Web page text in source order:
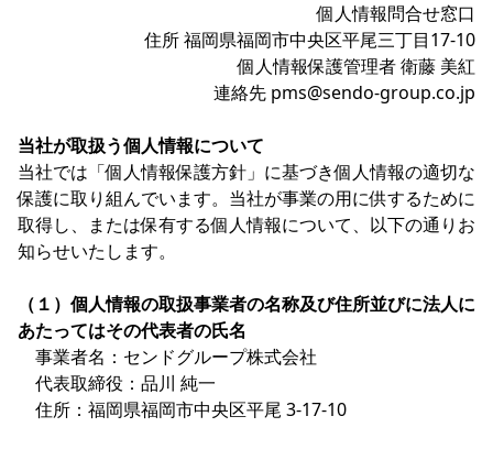
個人情報問合せ窓口
住所 福岡県福岡市中央区平尾三丁目17-10
個人情報保護管理者 衛藤 美紅
連絡先 pms@sendo-group.co.jp
当社が取扱う個人情報について
当社では「個人情報保護方針」に基づき個人情報の適切な
保護に取り組んでいます。当社が事業の用に供するために
取得し、または保有する個人情報について、以下の通りお
知らせいたします。
（１）個人情報の取扱事業者の名称及び住所並びに法人に
あたってはその代表者の氏名
事業者名：センドグループ株式会社
代表取締役：品川 純一
住所：福岡県福岡市中央区平尾 3-17-10